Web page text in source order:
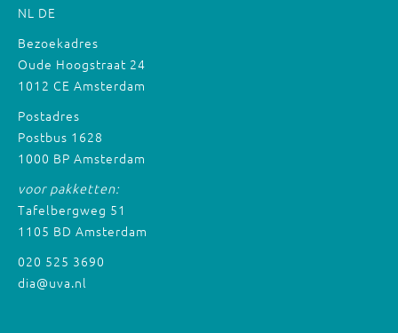
NL DE
Bezoekadres
Oude Hoogstraat 24
1012 CE Amsterdam
Postadres
Postbus 1628
1000 BP Amsterdam
voor pakketten:
Tafelbergweg 51
1105 BD Amsterdam
020 525 3690
dia@uva.nl